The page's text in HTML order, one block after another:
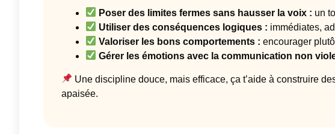
Poser des limites fermes sans hausser la voix : un
Utiliser des conséquences logiques : immédiates,
Valoriser les bons comportements : encourager
Gérer les émotions avec la communication non
Une discipline douce, mais efficace, ça t’aide à construire
apaisée.